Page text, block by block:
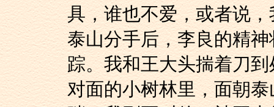
具，谁也不爱，或者说
泰山分手后，李良的精
踪。我和王大头揣着刀
对面的小树林里，面朝